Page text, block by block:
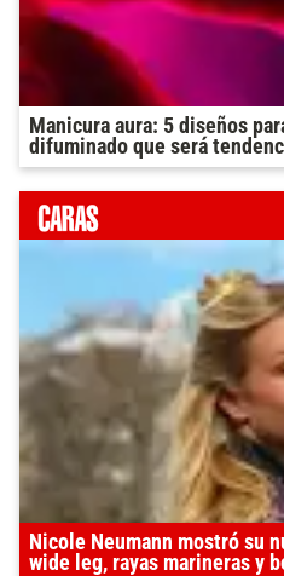
Manicura aura: 5 diseños
difuminado que será
Nicole Neumann mostró su
wide leg, rayas marineras y